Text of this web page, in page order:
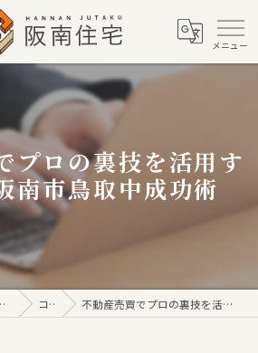
プロの裏技を活用す
南市鳥取中成功術
会社阪南住宅 コラム 不動産売買でプロの裏技を活用する大阪府阪南市鳥取中成功術